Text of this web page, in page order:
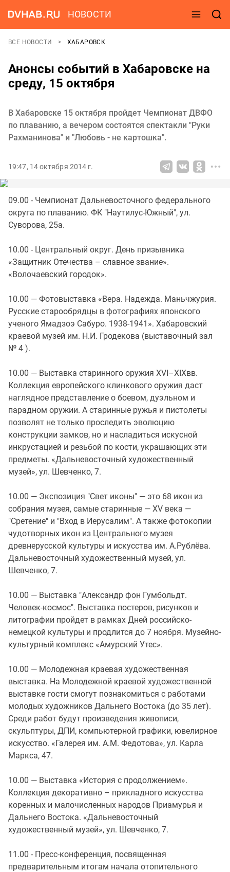
НОВОСТИ
ВСЕ НОВОСТИ ХАБАРОВСК
Анонсы событий в Хабаровске на
среду, 15 октября
В Хабаровске 15 октября пройдет Чемпионат ДВФО
по плаванию, а вечером состоятся спектакли "Руки
Рахманинова" и "Любовь - не картошка".
19:47, 14 октября 2014 г.
09.00 - Чемпионат Дальневосточного федерального
округа по плаванию. ФК "Наутилус-Южный", ул.
Суворова, 25а.
10.00 - Центральный округ. День призывника
«Защитник Отечества – славное звание».
«Волочаевский городок».
10.00 — Фотовыставка «Вера. Надежда. Маньчжурия.
Русские старообрядцы в фотографиях японского
ученого Ямадзоэ Сабуро. 1938-1941». Хабаровский
краевой музей им. Н.И. Гродекова (выставочный зал
№ 4 ).
10.00 — Выставка старинного оружия XVI–XIXвв.
Коллекция европейского клинкового оружия даст
наглядное представление о боевом, дуэльном и
парадном оружии. А старинные ружья и пистолеты
позволят не только проследить эволюцию
конструкции замков, но и насладиться искусной
инкрустацией и резьбой по кости, украшающих эти
предметы. «Дальневосточный художественный
музей», ул. Шевченко, 7.
10.00 — Экспозиция "Свет иконы" — это 68 икон из
собрания музея, самые старинные — XV века —
"Сретение" и "Вход в Иерусалим". А также фотокопии
чудотворных икон из Центрального музея
древнерусской культуры и искусства им. А.Рублёва.
Дальневосточный художественный музей, ул.
Шевченко, 7.
10.00 — Выставка "Александр фон Гумбольдт.
Человек-космос". Выставка постеров, рисунков и
литографии пройдет в рамках Дней российско-
немецкой культуры и продлится до 7 ноября. Музейно-
культурный комплекс «Амурский Утес».
10.00 — Молодежная краевая художественная
выставка. На Молодежной краевой художественной
выставке гости смогут познакомиться с работами
молодых художников Дальнего Востока (до 35 лет).
Среди работ будут произведения живописи,
скульптуры, ДПИ, компьютерной графики, ювелирное
искусство. «Галерея им. А.М. Федотова», ул. Карла
Маркса, 47.
10.00 — Выставка «История с продолжением».
Коллекция декоративно – прикладного искусства
коренных и малочисленных народов Приамурья и
Дальнего Востока. «Дальневосточный
художественный музей», ул. Шевченко, 7.
11.00 - Пресс-конференция, посвященная
предварительным итогам начала отопительного